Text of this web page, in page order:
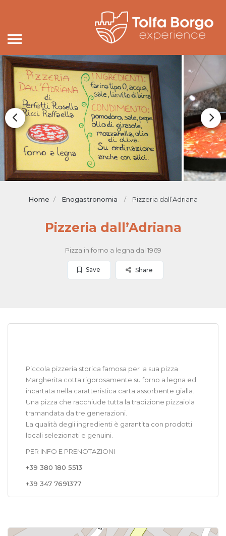
Home Enogastronomia Pizzeria dall’Adriana
Pizzeria dall’Adriana
Pizza in forno a legna dal 1969
Save Share
Piccola pizzeria storica famosa per la sua pizza
Margherita cotta rigorosamente su forno a legna ed
incartata nella caratteristica carta assorbente gialla.
Una pizza che racchiude tutta la tradizione pizzaiola
tramandata da tre generazioni.
La qualità degli ingredienti è garantita con prodotti
locali selezionati e genuini.
PER INFO E PRENOTAZIONI
+39 380 180 5513
+39 347 7691377